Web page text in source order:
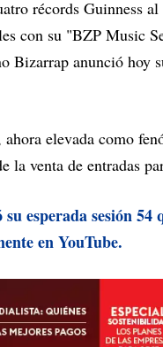
récords Guinness
con su "BZP Music
Bizarrap anunció hoy
elevada como
la venta de entradas
esperada sesión
en YouTube.